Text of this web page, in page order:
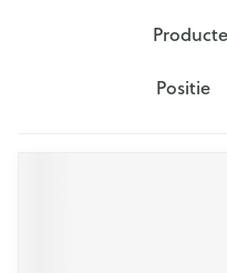
Sorteer op: